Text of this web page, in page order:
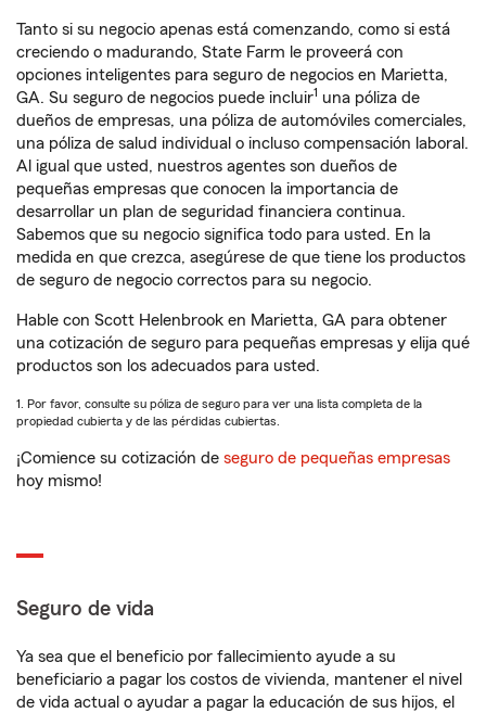
Tanto si su negocio apenas está comenzando, como si está
creciendo o madurando, State Farm le proveerá con
opciones inteligentes para seguro de negocios en Marietta,
GA. Su seguro de negocios puede incluir1 una póliza de
dueños de empresas, una póliza de automóviles comerciales,
una póliza de salud individual o incluso compensación laboral.
Al igual que usted, nuestros agentes son dueños de
pequeñas empresas que conocen la importancia de
desarrollar un plan de seguridad financiera continua.
Sabemos que su negocio significa todo para usted. En la
medida en que crezca, asegúrese de que tiene los productos
de seguro de negocio correctos para su negocio.
Hable con Scott Helenbrook en Marietta, GA para obtener
una cotización de seguro para pequeñas empresas y elija qué
productos son los adecuados para usted.
1. Por favor, consulte su póliza de seguro para ver una lista completa de la
propiedad cubierta y de las pérdidas cubiertas.
¡Comience su cotización de seguro de pequeñas empresas
hoy mismo!
Seguro de vida
Ya sea que el beneficio por fallecimiento ayude a su
beneficiario a pagar los costos de vivienda, mantener el nivel
de vida actual o ayudar a pagar la educación de sus hijos, el